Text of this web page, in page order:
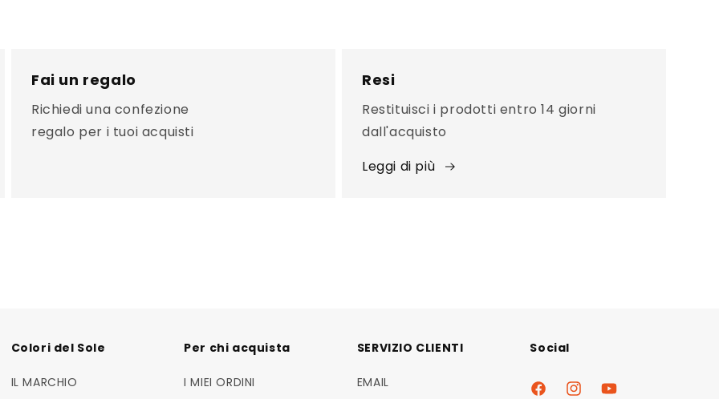
Fai un regalo
Richiedi una confezione
regalo per i tuoi acquisti
Resi
Restituisci i prodotti entro 14 giorni
dall'acquisto
Leggi di più
Colori del Sole
IL MARCHIO
Per chi acquista
I MIEI ORDINI
SERVIZIO CLIENTI
EMAIL
Social